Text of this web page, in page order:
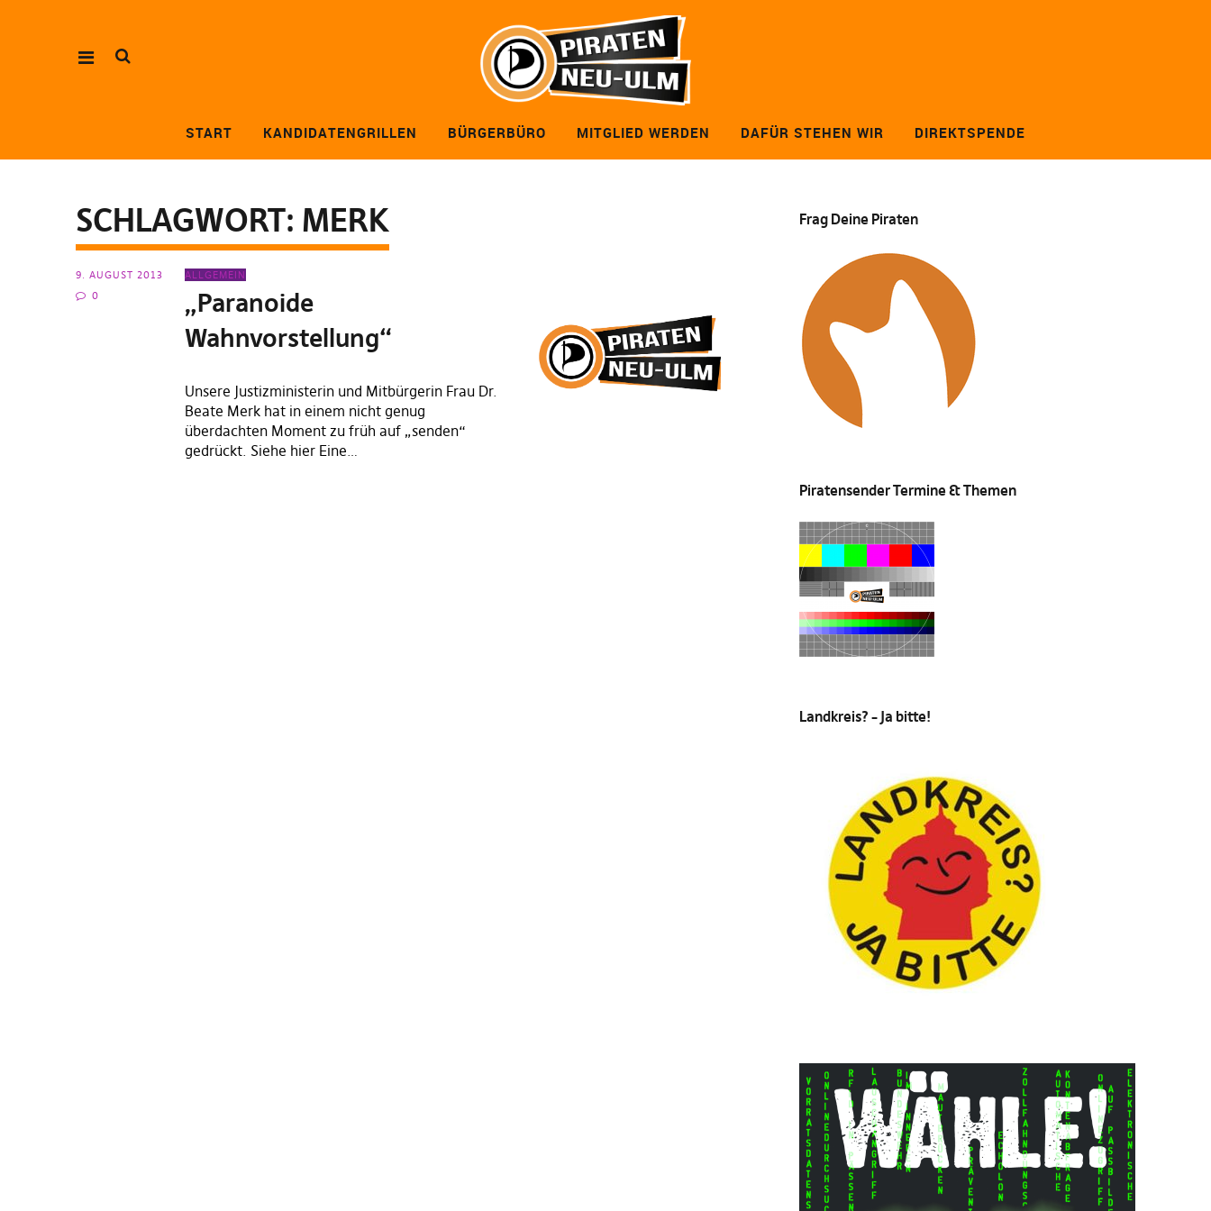
START KANDIDATENGRILLEN BÜRGERBÜRO MITGLIED WERDEN DAFÜR STEHEN WIR DIREKTSPENDE
SCHLAGWORT: MERK
9. AUGUST 2013
0
ALLGEMEIN
„Paranoide
Wahnvorstellung“
Unsere Justizministerin und Mitbürgerin Frau Dr.
Beate Merk hat in einem nicht genug
überdachten Moment zu früh auf „senden“
gedrückt. Siehe hier Eine…
Frag Deine Piraten
Piratensender Termine & Themen
Landkreis? – Ja bitte!